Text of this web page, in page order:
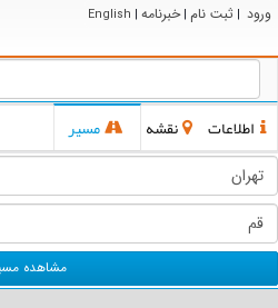
ورود | ثبت نام | خبرنامه |
English
اطلاعات نقشه مسیر
مشاهده